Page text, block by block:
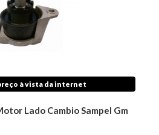
à vista da internet
Lado Cambio Sampel Gm